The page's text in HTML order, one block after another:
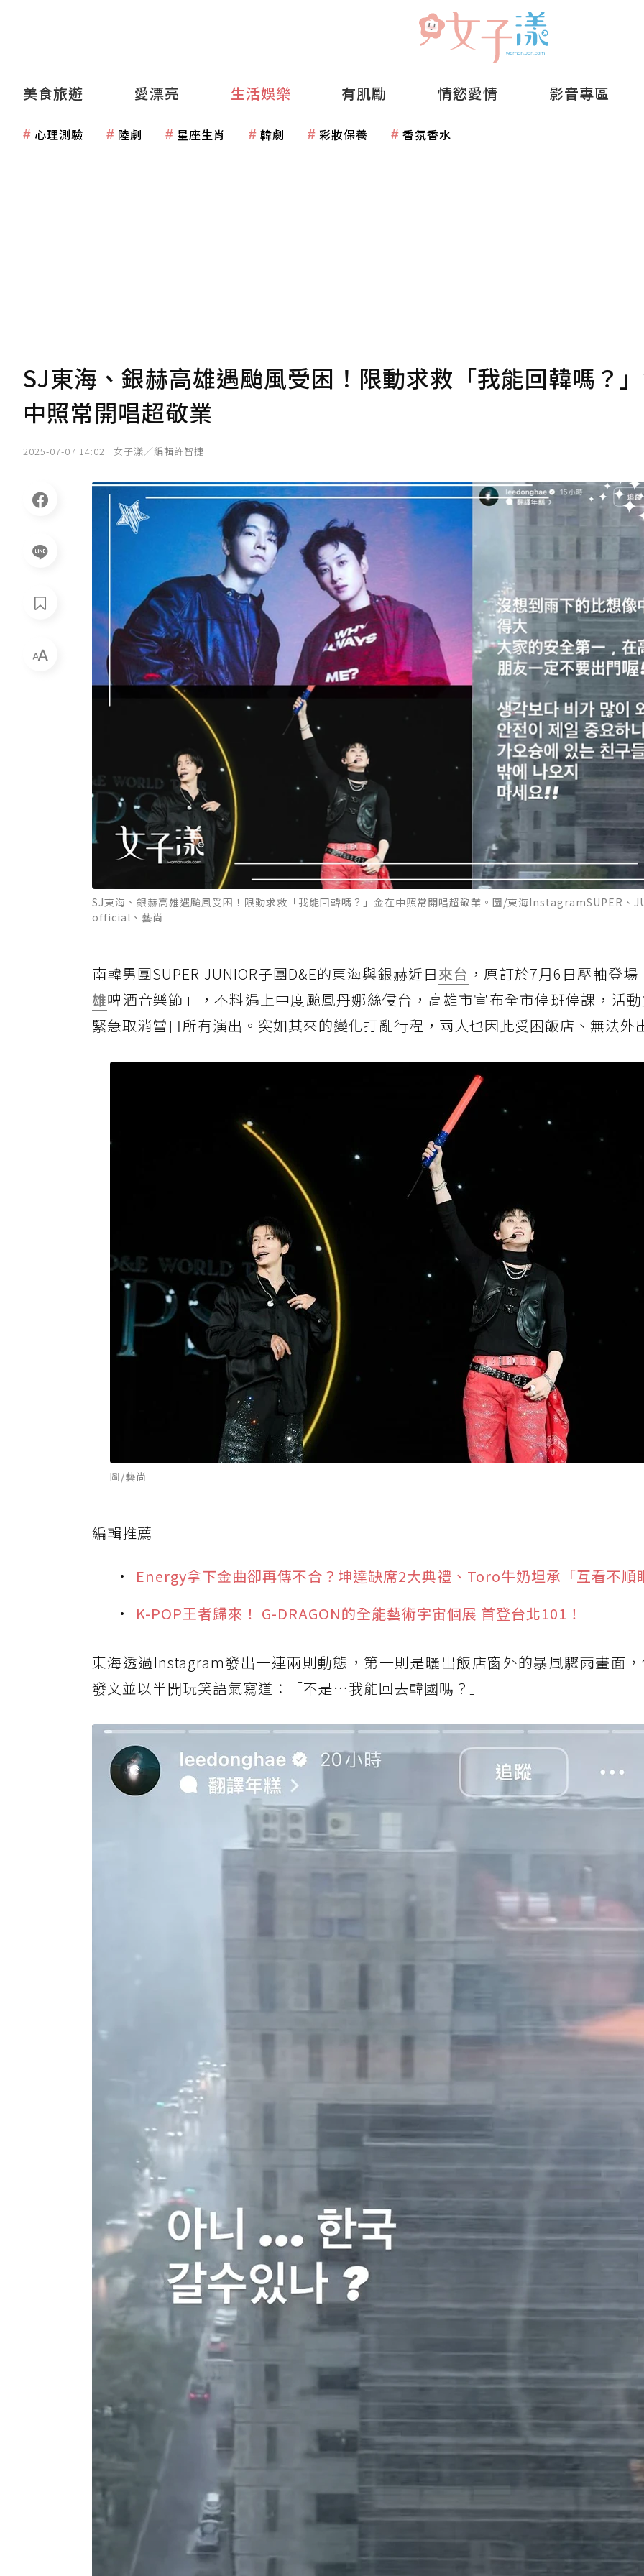
美食旅遊 愛漂亮 生活娛樂 有肌勵 情慾愛情 影音專區
心理測驗 陸劇 星座生肖 韓劇 彩妝保養 香氛香水
SJ東海、銀赫高雄遇颱風受困！限動求救「我能回韓嗎？
中照常開唱超敬業
2025-07-07 14:02 女子漾／編輯許智捷
SJ東海、銀赫高雄遇颱風受困！限動求救「我能回韓嗎？」金在中照常開唱超敬業。圖/東海InstagramSUPER、
official、藝尚
南韓男團SUPER JUNIOR子團D&E的東海與銀赫近日來台 ，原訂於7月6日壓軸登
雄啤酒音樂節」，不料遇上中度颱風丹娜絲侵台，高雄市宣布全市停班停課，活
緊急取消當日所有演出。突如其來的變化打亂行程，兩人也因此受困飯店、無法外
圖/藝尚
編輯推薦
Energy拿下金曲卻再傳不合？坤達缺席2大典禮、Toro牛奶坦承「互看不順
K-POP王者歸來！ G-DRAGON的全能藝術宇宙個展 首登台北101！
東海透過Instagram發出一連兩則動態，第一則是曬出飯店窗外的暴風驟雨畫面
發文並以半開玩笑語氣寫道：「不是…我能回去韓國嗎？」